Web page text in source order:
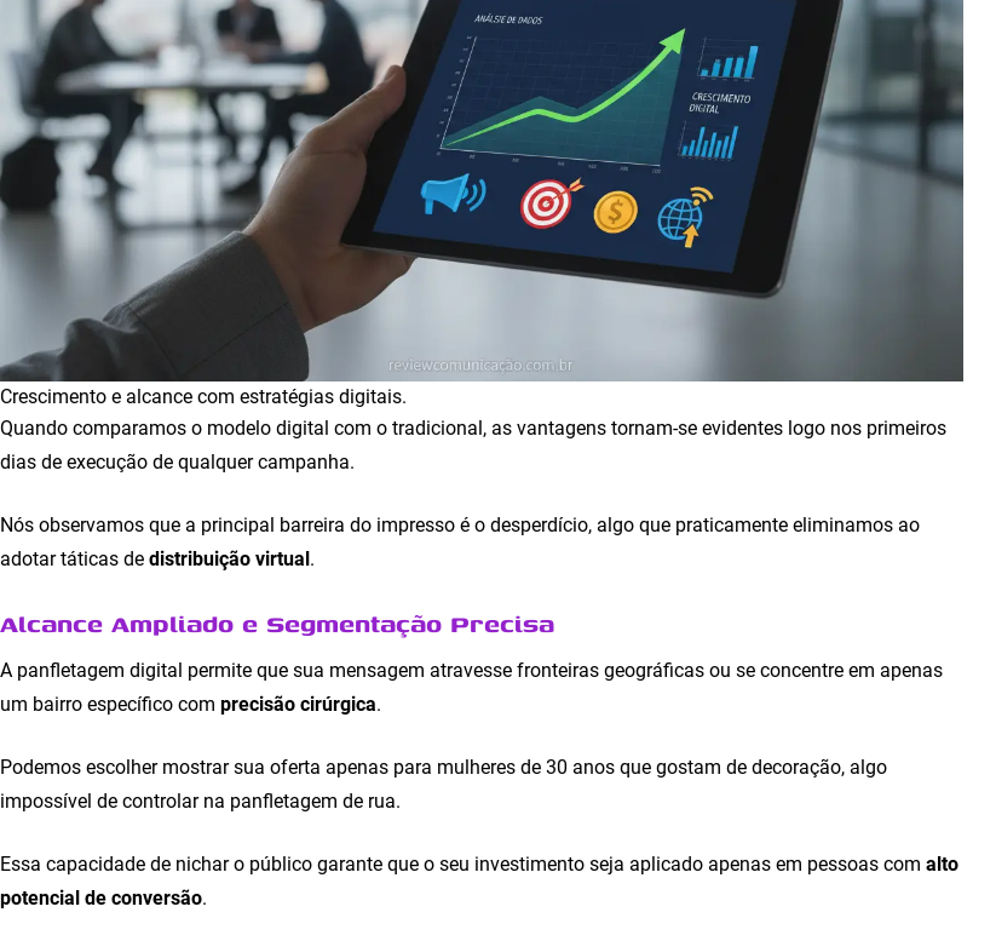
Crescimento e alcance com estratégias digitais.
Quando comparamos o modelo digital com o tradicional, as vantagens tornam-se evidentes logo nos primeiros
dias de execução de qualquer campanha.
Nós observamos que a principal barreira do impresso é o desperdício, algo que praticamente eliminamos ao
adotar táticas de distribuição virtual.
Alcance Ampliado e Segmentação Precisa
A panfletagem digital permite que sua mensagem atravesse fronteiras geográficas ou se concentre em apenas
um bairro específico com precisão cirúrgica.
Podemos escolher mostrar sua oferta apenas para mulheres de 30 anos que gostam de decoração, algo
impossível de controlar na panfletagem de rua.
Essa capacidade de nichar o público garante que o seu investimento seja aplicado apenas em pessoas com alto
potencial de conversão.